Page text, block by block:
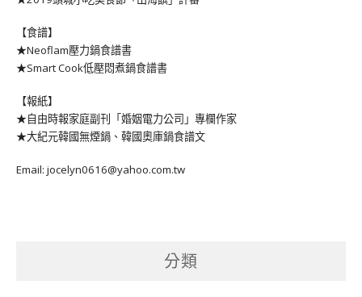
【食譜】
★Neoflam壓力鍋食譜書
★Smart Cook低壓悶煮鍋食譜書
【報紙】
★自由時報家庭副刊「婚姻電力公司」專欄作家
★大紀元韓國無煙鍋、韓國奧庫鍋食譜文
Email: jocelyn0616@yahoo.com.tw
分類